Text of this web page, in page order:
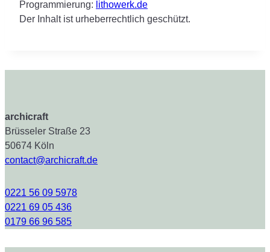
Programmierung: lithowerk.de
Der Inhalt ist urheberrechtlich geschützt.
archicraft
Brüsseler Straße 23
50674 Köln
contact@archicraft.de
0221 56 09 5978
0221 69 05 436
0179 66 96 585